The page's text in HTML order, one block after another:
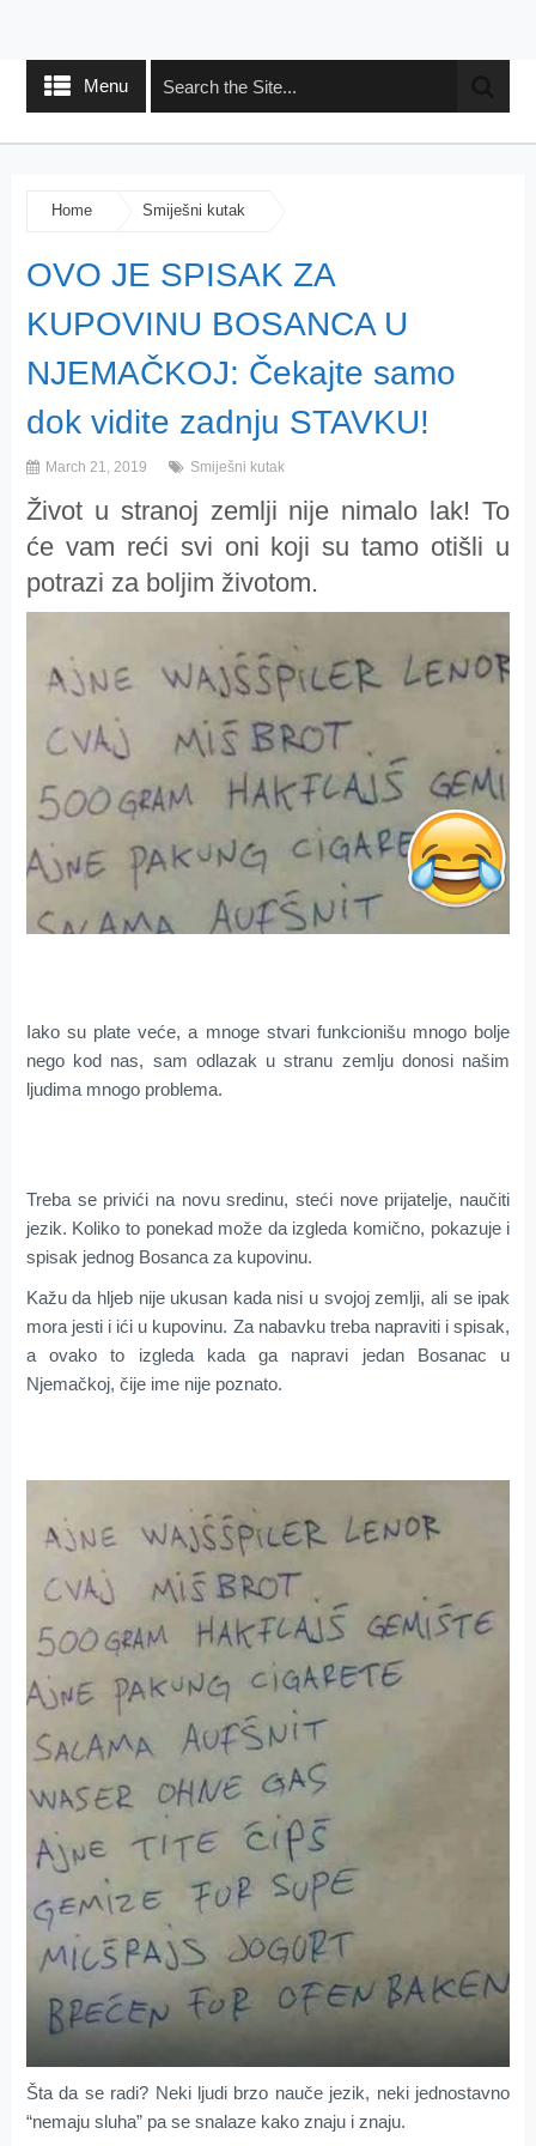
Menu
Home Smiješni kutak
OVO JE SPISAK ZA
KUPOVINU BOSANCA U
NJEMAČKOJ: Čekajte samo
dok vidite zadnju STAVKU!
March 21, 2019 Smiješni kutak
Život u stranoj zemlji nije nimalo lak! To
će vam reći svi oni koji su tamo otišli u
potrazi za boljim životom.
Iako su plate veće, a mnoge stvari funkcionišu mnogo bolje
nego kod nas, sam odlazak u stranu zemlju donosi našim
ljudima mnogo problema.
Treba se privići na novu sredinu, steći nove prijatelje, naučiti
jezik. Koliko to ponekad može da izgleda komično, pokazuje i
spisak jednog Bosanca za kupovinu.
Kažu da hljeb nije ukusan kada nisi u svojoj zemlji, ali se ipak
mora jesti i ići u kupovinu. Za nabavku treba napraviti i spisak,
a ovako to izgleda kada ga napravi jedan Bosanac u
Njemačkoj, čije ime nije poznato.
Šta da se radi? Neki ljudi brzo nauče jezik, neki jednostavno
“nemaju sluha” pa se snalaze kako znaju i znaju.